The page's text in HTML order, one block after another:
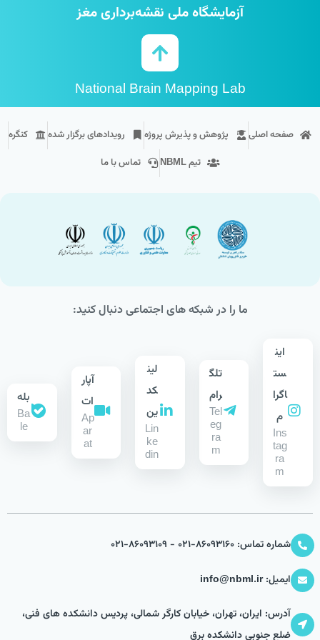
آزمایشگاه ملی نقشه‌برداری مغز
National Brain Mapping Lab
صفحه اصلی پژوهش و پذیرش پروژه رویداد‌های برگزار شده
کنگره
تیم NBML
تماس با ما
ما را در شبکه های اجتماعی دنبال کنید:
این
ست
اگرا
م
Ins
tag
ra
m
تلگ
رام
Tel
eg
ra
m
لین
کد
ین
Lin
ke
din
آپار
ات
Ap
ar
at
بله
Ba
le
شماره تماس: 86093160-021 - 86093109-021
ایمیل: info@nbml.ir
آدرس: ایران، تهران، خیابان کارگر شمالی، پردیس دانشکده های فنی،
ضلع جنوبی دانشکده برق